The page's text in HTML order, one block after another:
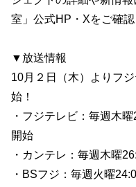
室」公式HP・Xをご確認
▼放送情報
10月２日（木）よりフ
始！
・フジテレビ：毎週木
開始
・カンテレ：毎週木曜
・BSフジ：毎週火曜